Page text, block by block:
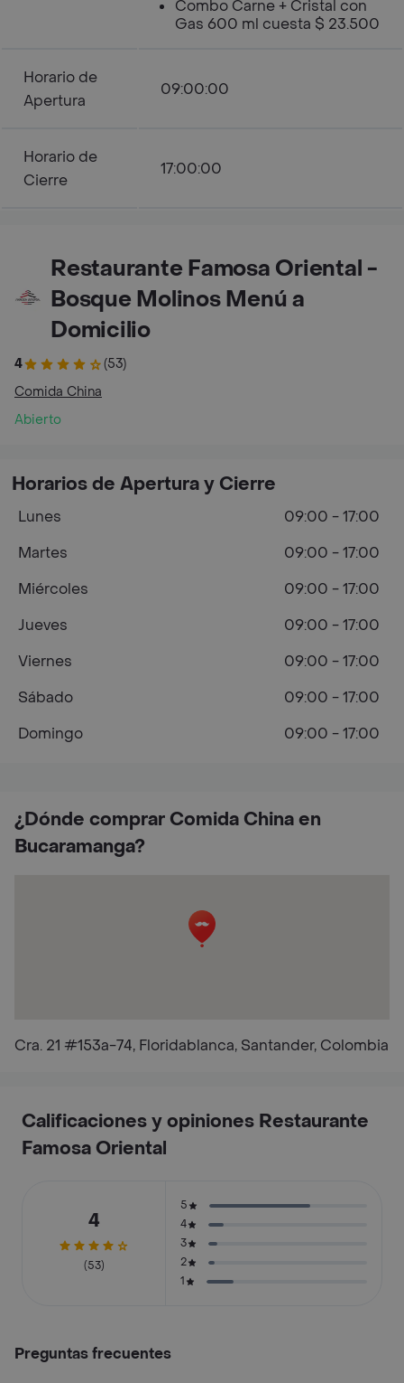
Combo Carne + Cristal con
Gas 600 ml cuesta $ 23.500
Horario de
Apertura
09:00:00
Horario de
Cierre
17:00:00
Restaurante Famosa Oriental -
Bosque Molinos Menú a
Domicilio
4
(53)
Comida China
Abierto
¿Dónde comprar Comida China en
Bucaramanga?
Cra. 21 #153a-74, Floridablanca, Santander, Colombia
Horarios de Apertura y Cierre
Lunes
09:00 - 17:00
Martes
09:00 - 17:00
Miércoles
09:00 - 17:00
Jueves
09:00 - 17:00
Viernes
09:00 - 17:00
Sábado
09:00 - 17:00
Domingo
09:00 - 17:00
Calificaciones y opiniones Restaurante
Famosa Oriental
4
(53)
5
4
3
2
1
Preguntas frecuentes